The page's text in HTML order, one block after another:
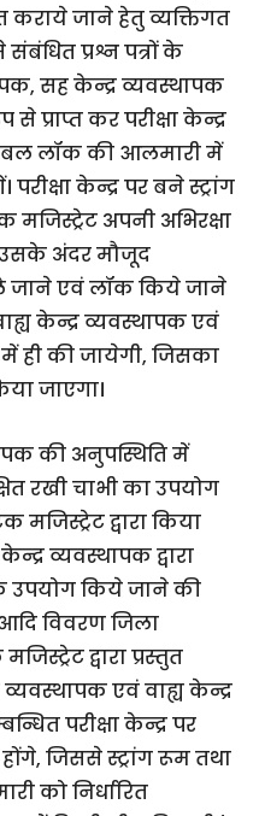
कराये जाने हेतु व्यक्तिगत
संबंधित प्रश्न पत्रों के
सह केन्द्र व्यवस्थापक
प्राप्त कर परीक्षा केन्द्र
लॉक की आलमारी में
केन्द्र पर बने स्ट्रांग
अपनी अभिरक्षा
उसके अंदर मौजूद
जाने एवं लॉक किये जाने
केन्द्र व्यवस्थापक एवं
ही की जायेगी, जिसका
जाएगा।
की अनुपस्थिति में
रखी चाभी का उपयोग
मजिस्ट्रेट द्वारा किया
व्यवस्थापक द्वारा
उपयोग किये जाने की
विवरण जिला
द्वारा प्रस्तुत
एवं वाह्य केन्द्र
परीक्षा केन्द्र पर
जिससे स्ट्रांग रूम तथा
को निर्धारित